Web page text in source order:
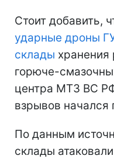
Стоит добавить,
ударные дроны
склады хранения
горюче-
центра МТЗ ВС
взрывов начался
По данным
склады